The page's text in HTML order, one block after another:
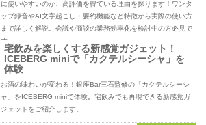
に使いやすいのか、高評価を得ている理由を探ります！ワンタ
ップ録音やAI文字起こし・要約機能など特徴から実際の使い方
まで詳しく解説。会議や商談の業務効率化を検討中の方必見で
す。
宅飲みを楽しくする新感覚ガジェット！
ICEBERG miniで「カクテルシーシャ」を
体験
お酒の味わいが変わる！銀座Bar三石監修の「カクテルシーシ
ャ」をICEBERG miniで体験。宅飲みでも再現できる新感覚ガ
ジェットをご紹介します。